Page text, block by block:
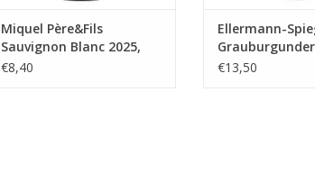
Miquel Père&Fils
Sauvignon Blanc 2025,
Pays d'Oc
€8,40
Ellermann-
Pfalz
€13,50